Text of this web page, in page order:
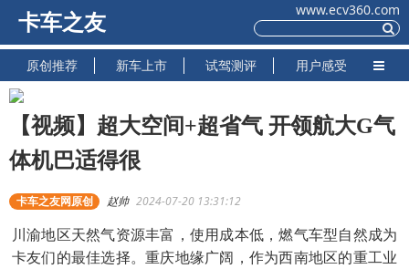
卡车之友
www.ecv360.com
原创推荐 新车上市 试驾测评 用户感受
【视频】超大空间+超省气 开领航大G气
体机巴适得很
卡车之友网原创 赵帅 2024-07-20 13:31:12
川渝地区天然气资源丰富，使用成本低，燃气车型自然成为
卡友们的最佳选择。重庆地缘广阔，作为西南地区的重工业